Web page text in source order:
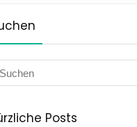
Posts